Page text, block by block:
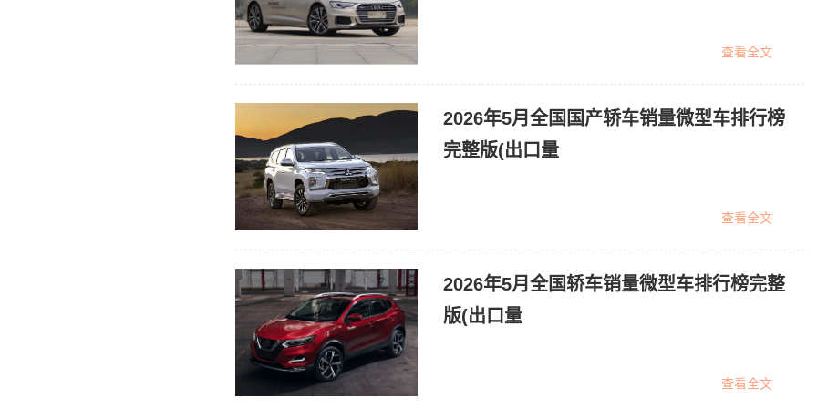
查看全文
2026年5月全国国产轿车销量微型车排行榜
完整版(出口量
查看全文
2026年5月全国轿车销量微型车排行榜完整
版(出口量
查看全文